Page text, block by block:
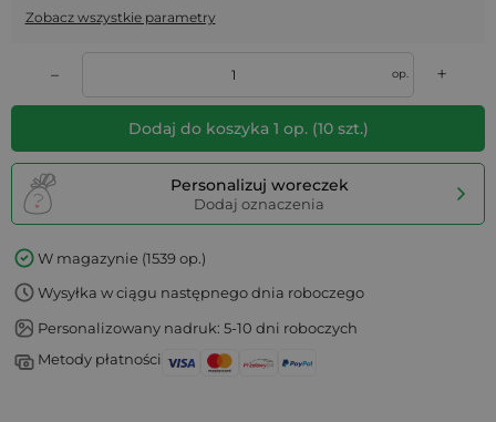
Zobacz wszystkie parametry
– op. +
Dodaj do koszyka 1 op. (10szt.)
Personalizuj woreczek
Dodaj oznaczenia
W magazynie (1539 op.)
Wysyłka w ciągu następnego dnia roboczego
Personalizowany nadruk: 5-10 dni roboczych
Metody płatności